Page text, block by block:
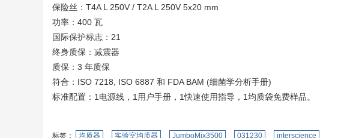
保险丝：T4A L 250V / T2A L 250V 5x20 mm
功率：400 瓦
国际保护标志：21
终身质保：减震器
质保：3 年质保
符合：ISO 7218, ISO 6887 和 FDA BAM (细菌学分析手册)
标准配置：1电源线，1用户手册，1快速使用指导，1均质袋免费样品。
标签： 均质器 实验室均质器 JumboMix3500 031230 interscience